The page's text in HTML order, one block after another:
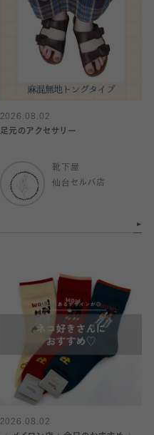
2026.08.02
足元のアクセサリー
靴下屋
仙台セルバ店
2026.08.02